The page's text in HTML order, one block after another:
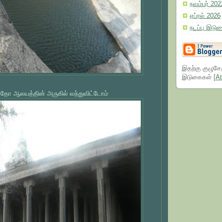
ஆலயத்தின் அருகில் வந்துவிட்டோம்
நவம்பர்
ஏப்ரல் 2026
நடப்பு
இதற்கு
இடுகைகள் [